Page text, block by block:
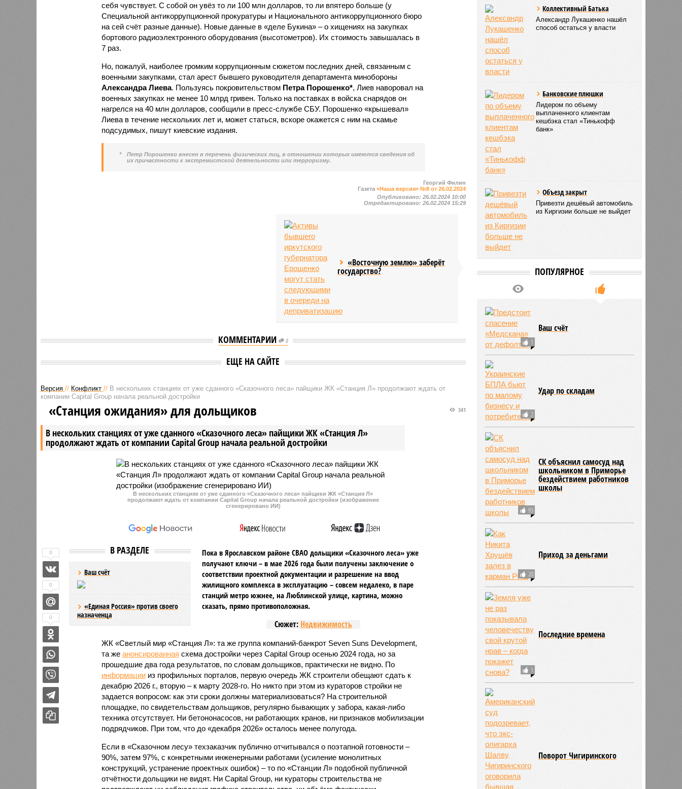
себя чувствует. С собой он увёз то ли 100 млн долларов, то ли впятеро больше (у
Специальной антикоррупционной прокуратуры и Национального антикоррупционного бюро
на сей счёт разные данные). Новые данные в «деле Букина» – о хищениях на закупках
бортового радиоэлектронного оборудования (высотометров). Их стоимость завышалась в
7 раз.
Но, пожалуй, наиболее громким коррупционным сюжетом последних дней, связанным с
военными закупками, стал арест бывшего руководителя департамента мин­обороны
Александра Лиева. Пользуясь покровительством Петра Порошенко*, Лиев наворовал на
военных закупках не менее 10 млрд гривен. Только на поставках в войска снарядов он
нагрелся на 40 млн долларов, сообщили в пресс-службе СБУ. Порошенко «крышевал»
Лиева в течение нескольких лет и, может статься, вскоре окажется с ним на скамье
подсудимых, пишут киевские издания.
*
Петр Порошенко внесен в перечень физических лиц, в отношении которых имеются сведения об
их причастности к экстремистской деятельности или терроризму.
Георгий Филин
Газета«Наша версия» №8 от 26.02.2024
Опубликовано:26.02.2024 10:00
Отредактировано:26.02.2024 15:29
«Восточную землю» заберёт
государство?
КОММЕНТАРИИ 0
ЕЩЕ НА САЙТЕ
Версия // Конфликт // В нескольких станциях от уже сданного «Сказочного леса» пайщики ЖК «Станция Л» продолжают ждать от
компании Capital Group начала реальной достройки
В нескольких станциях от уже сданного «Сказочного леса» пайщики ЖК «Станция Л»
продолжают ждать от компании Capital Group начала реальной достройки
341
«Станция ожидания» для дольщиков
В нескольких станциях от уже сданного «Сказочного леса» пайщики ЖК «Станция Л»
продолжают ждать от компании Capital Group начала реальной достройки (изображение
сгенерировано ИИ)
В РАЗДЕЛЕ
Ваш счёт
«Единая Россия» против своего
назначенца
Пока в Ярославском районе СВАО дольщики «Сказочного леса» уже
получают ключи – в мае 2026 года были получены заключение о
соответствии проектной документации и разрешение на ввод
жилищного комплекса в эксплуатацию – совсем недалеко, в паре
станций метро южнее, на Люблинской улице, картина, можно
сказать, прямо противоположная.
Сюжет: Недвижимость
ЖК «Светлый мир «Станция Л»: та же группа компаний-банкрот Seven Suns Development,
та же анонсированная схема достройки через Capital Group осенью 2024 года, но за
прошедшие два года результатов, по словам дольщиков, практически не видно. По
информациииз профильных порталов, первую очередь ЖК строители обещают сдать к
декабрю 2026 г., вторую – к марту 2028-го. Но никто при этом из кураторов стройки не
задается вопросом: как эти сроки должны материализоваться? На строительной
площадке, по свидетельствам дольщиков, регулярно бывающих у забора, какая-либо
техника отсутствует. Ни бетононасосов, ни работающих кранов, ни признаков мобилизации
подрядчиков. При том, что до «декабря 2026» осталось менее полугода.
Если в «Сказочном лесу» техзаказчик публично отчитывался о поэтапной готовности –
90%, затем 97%, с конкретными инженерными работами (усиление монолитных
конструкций, устранение проектных ошибок) – то по «Станции Л» подобной публичной
отчётности дольщики не видят. Ни Capital Group, ни кураторы строительства не
0
0
0
Коллективный Батька
Александр Лукашенко нашёл
способ остаться у власти
Банковские плюшки
Лидером по объему
выплаченного клиентам
кешбэка стал «Тинькофф
банк»
Объезд закрыт
Привезти дешёвый автомобиль
из Киргизии больше не выйдет
ПОПУЛЯРНОЕ
1
Ваш счёт
2
Удар по складам
93
СК объяснил самосуд над
школьником в Приморье
бездействием работников
школы
20
Приход за деньгами
1
Последние времена
Поворот Чигиринского